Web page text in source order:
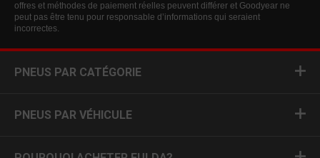
offres et méthodes de paiement réelles peuvent différer et Goodyear ne
peut pas être tenu pour responsable d’informations qui seraient
incorrectes.
PNEUS PAR CATÉGORIE
PNEUS PAR VÉHICULE